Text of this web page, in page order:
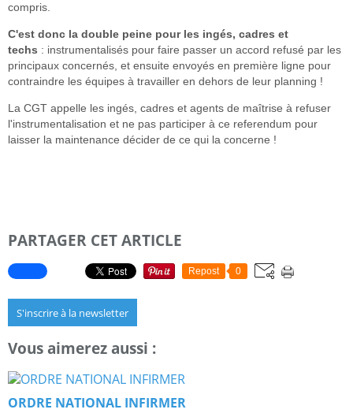
compris.
C'est donc la double peine pour les ingés, cadres et
techs : instrumentalisés pour faire passer un accord refusé par les
principaux concernés, et ensuite envoyés en première ligne pour
contraindre les équipes à travailler en dehors de leur planning !
La CGT appelle les ingés, cadres et agents de maîtrise à refuser
l'instrumentalisation et ne pas participer à ce referendum pour
laisser la maintenance décider de ce qui la concerne !
PARTAGER CET ARTICLE
Repost 0
S'inscrire à la newsletter
Vous aimerez aussi :
ORDRE NATIONAL INFIRMER